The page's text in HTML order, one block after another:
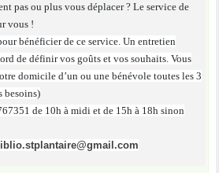
pas ou plus vous déplacer ? Le service de
vous !
bénéficier de ce service. Un entretien
de définir vos goûts et vos souhaits. Vous
domicile d’un ou une bénévole toutes les 3
besoins)
de 10h à midi et de 15h à 18h sinon